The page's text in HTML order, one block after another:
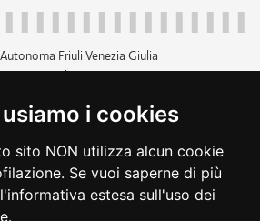
i cookies
sito NON utilizza alcun cookie
Se vuoi saperne di più
estesa sull'uso dei
Friuli Venezia Giulia
p.iva 00526040324
+39 040 3771111
trasparente
legali accessibilità
dichiarazione di
feedback cambio preferenze cookie